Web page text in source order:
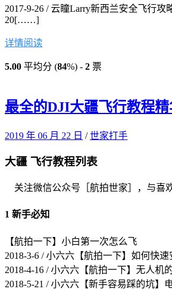
2017-9-26 / 云瞳Larry新西兰安全飞行攻
20[……]
详情阅读
5.00 平均分 (84%) - 2 票
最全的DJI大疆飞行教程
2019 年 06 月 22 日 /世家打手
大疆 飞行教程列表
关注微信公众号［航拍世家］，与喜
1 新手必知
【航拍一下】小白第一次怎么飞
2018-3-6 / 小六六 【航拍一下】如何快
2018-4-16 / 小六六 【航拍一下】无人机
2018-5-21 / 小六六 【新手容易踩的坑